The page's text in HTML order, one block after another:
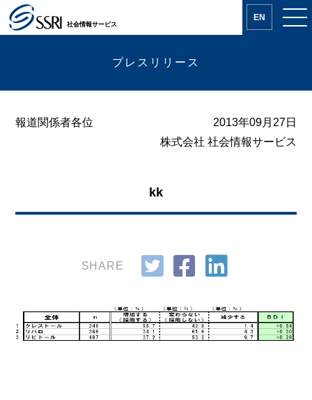
社会情報サービス
EN
プレスリリース
報道関係者各位
2013年09月27日
株式会社 社会情報サービス
kk
SHARE